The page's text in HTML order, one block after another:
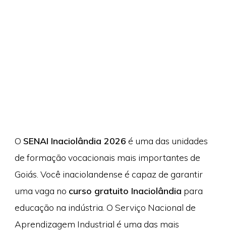
O SENAI Inaciolândia 2026 é uma das unidades
de formação vocacionais mais importantes de
Goiás. Você inaciolandense é capaz de garantir
uma vaga no curso gratuito Inaciolândia para
educação na indústria. O Serviço Nacional de
Aprendizagem Industrial é uma das mais